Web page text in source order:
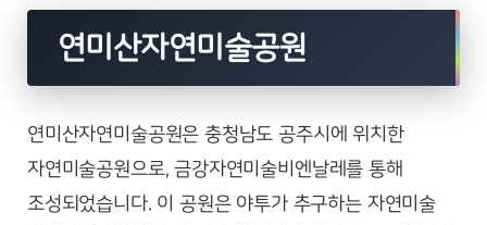
연미산자연미술공원
연미산자연미술공원은 충청남도 공주시에 위치한
자연미술공원으로, 금강자연미술비엔날레를 통해
조성되었습니다. 이 공원은 야투가 추구하는 자연미술